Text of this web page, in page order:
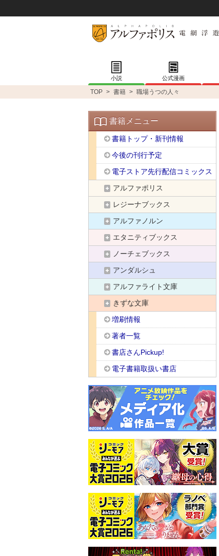
小説 公式漫画
TOP > 書籍 > 職場うつの人々
書籍メニュー
書籍トップ・新刊情報
今後の刊行予定
電子ストア先行配信コミックス
アルファポリス
レジーナブックス
アルファノルン
エタニティブックス
ノーチェブックス
アンダルシュ
アルファライト文庫
きずな文庫
増刷情報
著者一覧
書店さんPickup!
電子書籍取扱い書店